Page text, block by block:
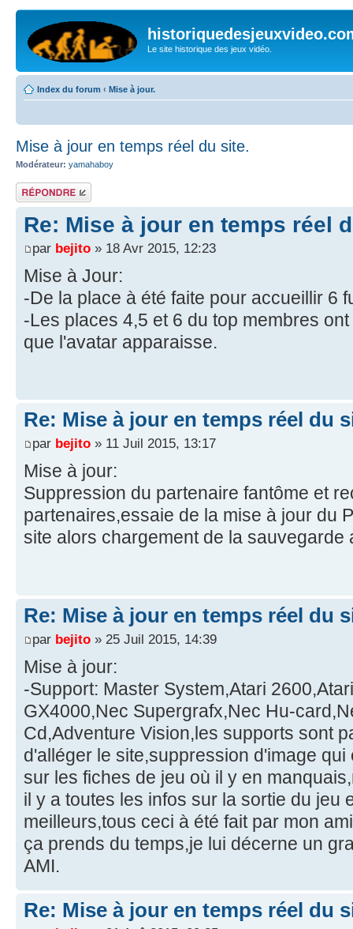
Le site historique des jeux vidéo.
Index du forum ‹ Mise à jour.
Mise à jour en temps réel du site.
Modérateur: yamahaboy
Répondre
Re: Mise à jour en temps réel
par bejito » 18 Avr 2015, 12:23
Mise à Jour:
-De la place à été faite pour accueillir 6
-Les places 4,5 et 6 du top membres
que l'avatar apparaisse.
Re: Mise à jour en temps réel du
par bejito » 11 Juil 2015, 13:17
Mise à jour:
Suppression du partenaire fantôme et
partenaires,essaie de la mise à jour du
site alors chargement de la sauvegarde
Re: Mise à jour en temps réel du
par bejito » 25 Juil 2015, 14:39
Mise à jour:
-Support: Master System,Atari
GX4000,Nec Supergrafx,Nec Hu-
Cd,Adventure Vision,les supports sont
d'alléger le site,suppression d'image
sur les fiches de jeu où il y en
il y a toutes les infos sur la sortie du jeu
meilleurs,tous ceci à été fait par mon
ça prends du temps,je lui décerne un
AMI.
Re: Mise à jour en temps réel du